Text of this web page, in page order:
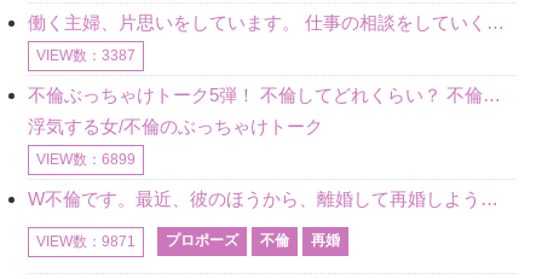
働く主婦、片思いをしています。 仕事の相談をしていくうちに、彼のことを好きになりました。私には夫も子供もいます。不倫をしているわけでもなく、もちろん、この気持ちは誰にも話していません。 ラインをする関
VIEW数：3387
不倫ぶっちゃけトーク5弾！ 不倫してどれくらい？ 不倫のあれこれを、なんでもどうぞ♪♪
浮気する女/不倫のぶっちゃけトーク
VIEW数：6899
W不倫です。最近、彼のほうから、離婚して再婚しよう、と言ってきました。ハッキリいうと、そこまでは考えていませんでした。彼を好きな気持ちはあるし、彼なしの生活は考えられません。だけど、離婚して再婚すると
VIEW数：9871 プロポーズ 不倫 再婚